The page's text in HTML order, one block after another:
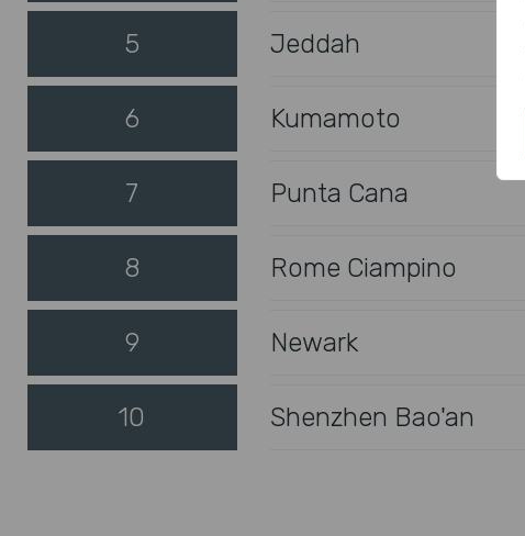
5 Jeddah
6 Kumamoto
7 Punta Cana
8 Rome Ciampino
9 Newark
10 Shenzhen Bao'an